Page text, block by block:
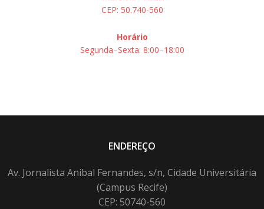
CEP: 50.740-560
Horário
Segunda–Sexta: 8:00–18:00
ENDEREÇO
Av. Jornalista Anibal Fernandes, s/n, Cidade Universitária
(Campus Recife)
CEP: 50740-560